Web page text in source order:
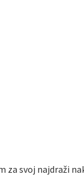
za svoj najdraži